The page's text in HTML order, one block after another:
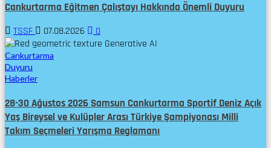
Cankurtarma Eğitmen Çalıştayı Hakkında Önemli Duyuru
TSSF 07.08.2026 0
Cankurtarma
Duyuru
Haberler
28-30 Ağustos 2026 Samsun Cankurtarma Sportif Deniz Açık
Yaş Bireysel ve Kulüpler Arası Türkiye Şampiyonası Milli
Takım Seçmeleri Yarışma Reglamanı